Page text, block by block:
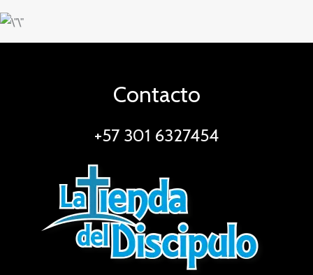
Contacto
+57 301 6327454